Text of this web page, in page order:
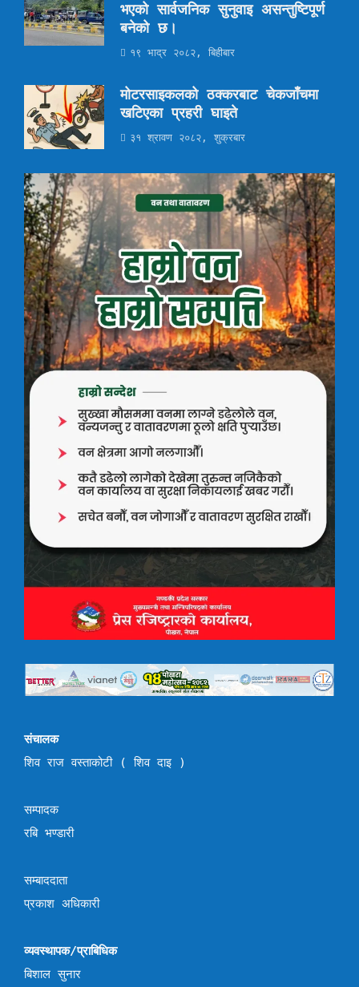
भएको सार्वजनिक सुनुवाइ असन्तुष्टिपूर्ण
बनेको छ।
१९ भाद्र २०८२, बिहीबार
मोटरसाइकलको ठक्करबाट चेकजाँचमा
खटिएका प्रहरी घाइते
३१ श्रावण २०८२, शुक्रबार
संचालक
शिव राज वस्ताकोटी ( शिव दाइ )
सम्पादक
रबि भण्डारी
सम्बाददाता
प्रकाश अधिकारी
व्यवस्थापक/प्राबिधिक
बिशाल सुनार